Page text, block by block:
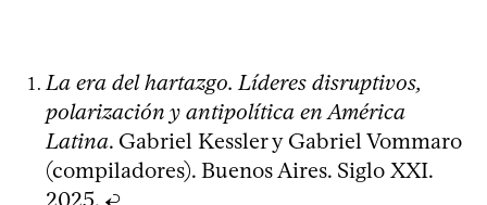
La era del hartazgo. Líderes disruptivos,
polarización y antipolítica en América
Latina. Gabriel Kessler y Gabriel Vommaro
(compiladores). Buenos Aires. Siglo XXI.
2025. ↩